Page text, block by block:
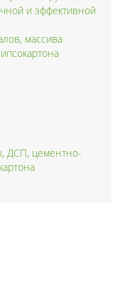
и эффективной
массива
ДСП, цементно-